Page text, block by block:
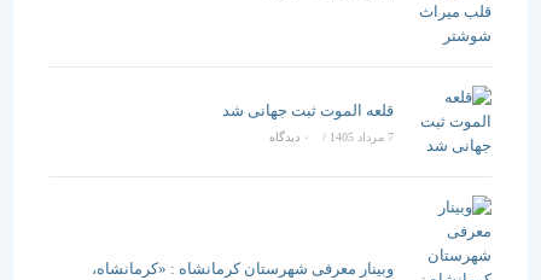
قلعه الموت ثبت جهانی شد
/ ۰ دیدگاه
وبینار معرفی شهرستان کرمانشاه : «کرمانشاه،